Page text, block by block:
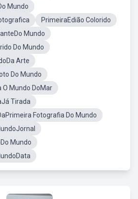
Mundo
PrimeiraEdião Colorido
Mundo
Do Mundo
Arte
Do Mundo
O Mundo DoMar
Tirada
Fotografia Do Mundo
Mundo